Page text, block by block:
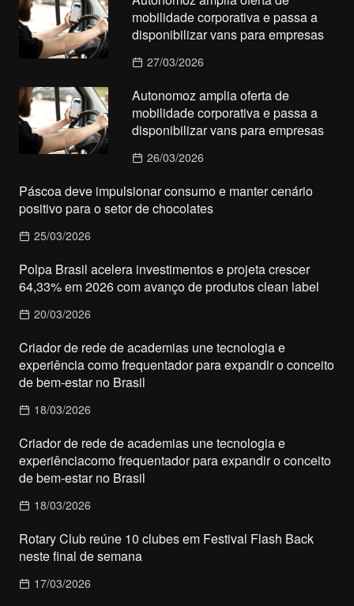
mobilidade corporativa e passa a
disponibilizar vans para empresas
27/03/2026
Autonomoz amplia oferta de
mobilidade corporativa e passa a
disponibilizar vans para empresas
26/03/2026
Páscoa deve impulsionar consumo e manter cenário
positivo para o setor de chocolates
25/03/2026
Polpa Brasil acelera investimentos e projeta crescer
64,33% em 2026 com avanço de produtos clean label
20/03/2026
Criador de rede de academias une tecnologia e
experiência como frequentador para expandir o conceito
de bem-estar no Brasil
18/03/2026
Criador de rede de academias une tecnologia e
experiênciacomo frequentador para expandir o conceito
de bem-estar no Brasil
18/03/2026
Rotary Club reúne 10 clubes em Festival Flash Back
neste final de semana
17/03/2026